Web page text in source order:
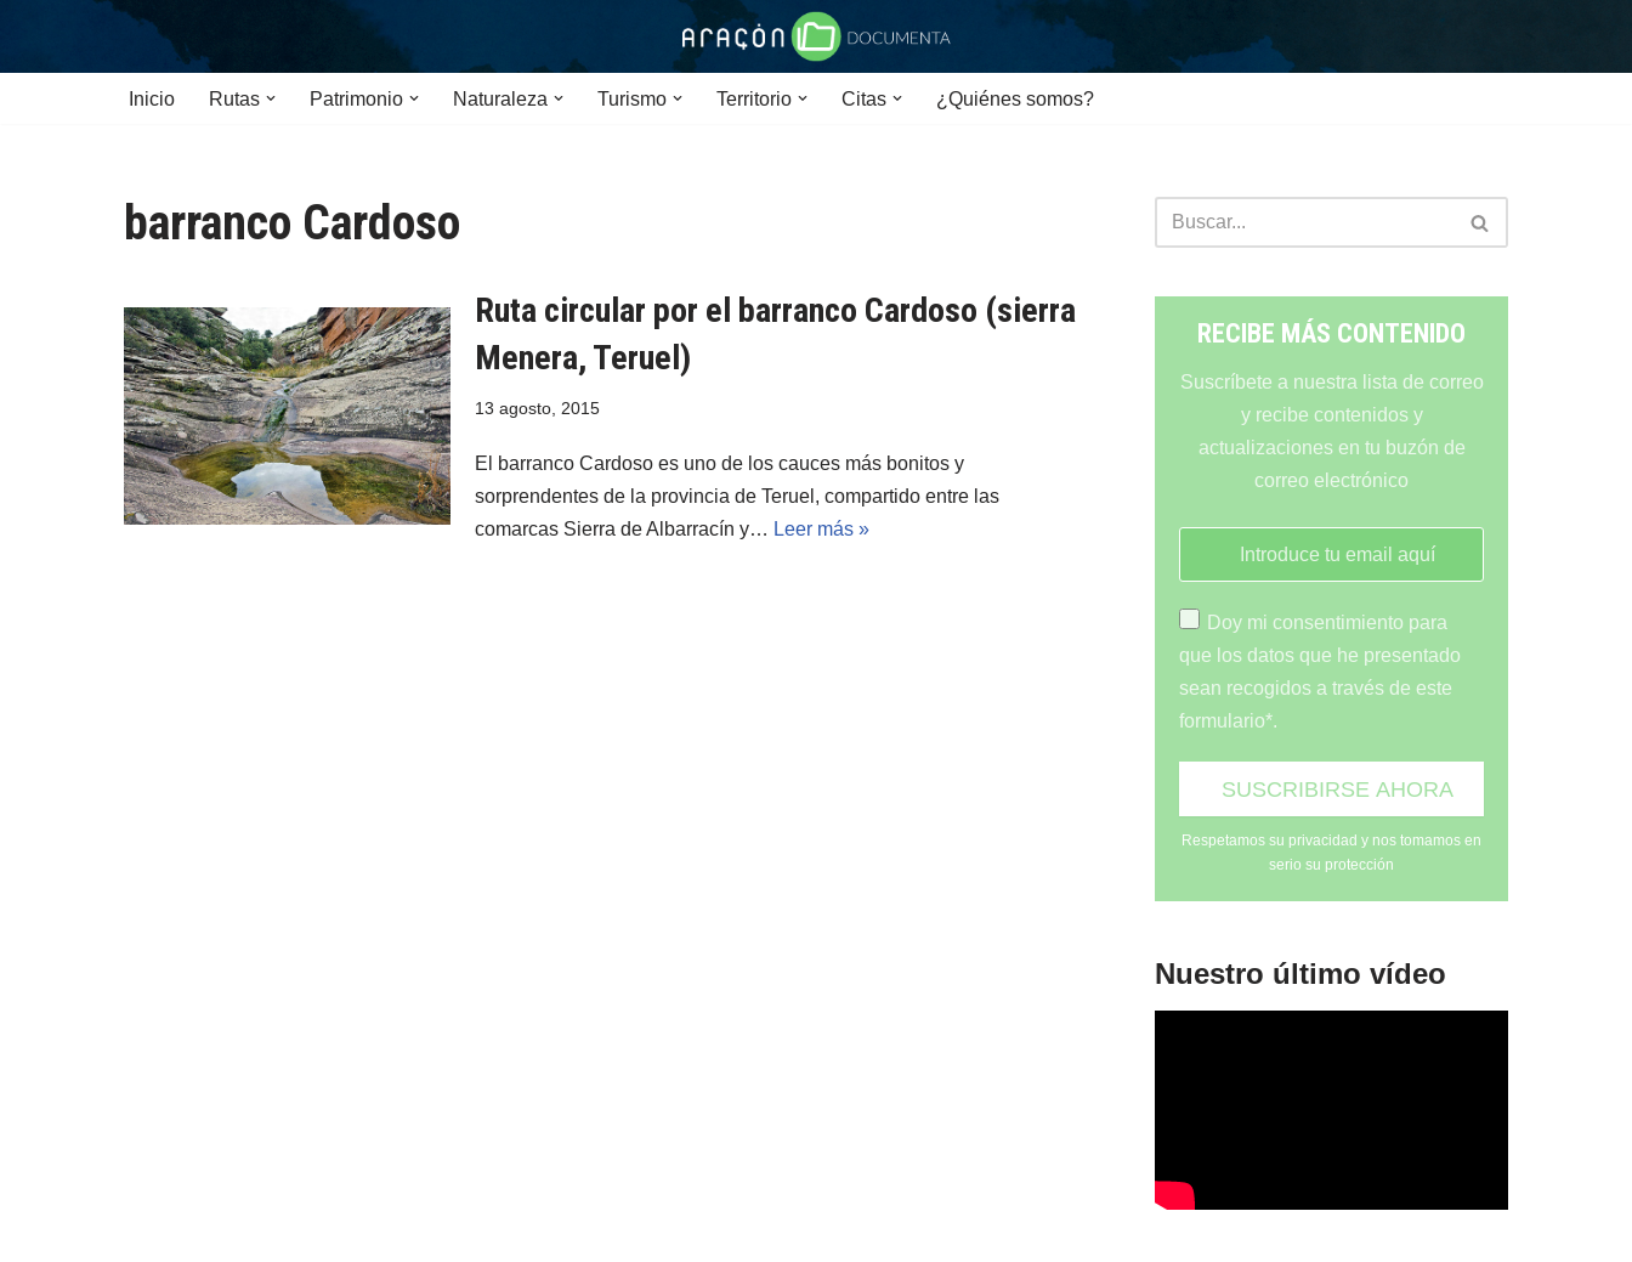
Inicio Rutas Patrimonio Naturaleza Turismo Territorio Citas ¿Quiénes somos?
barranco Cardoso
Ruta circular por el barranco Cardoso (sierra
Menera, Teruel)
13 agosto, 2015
El barranco Cardoso es uno de los cauces más bonitos y
sorprendentes de la provincia de Teruel, compartido entre las
comarcas Sierra de Albarracín y… Leer más »
RECIBE MÁS CONTENIDO
Suscríbete a nuestra lista de correo
y recibe contenidos y
actualizaciones en tu buzón de
correo electrónico
Doy mi consentimiento para
que los datos que he presentado
sean recogidos a través de este
formulario*.
Respetamos su privacidad y nos tomamos en
serio su protección
Nuestro último vídeo